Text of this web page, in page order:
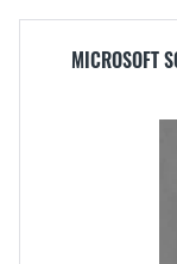
MICROSOFT